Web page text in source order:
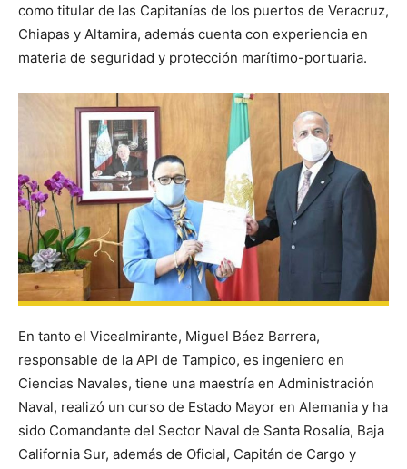
como titular de las Capitanías de los puertos de Veracruz,
Chiapas y Altamira, además cuenta con experiencia en
materia de seguridad y protección marítimo-portuaria.
En tanto el Vicealmirante, Miguel Báez Barrera,
responsable de la API de Tampico, es ingeniero en
Ciencias Navales, tiene una maestría en Administración
Naval, realizó un curso de Estado Mayor en Alemania y ha
sido Comandante del Sector Naval de Santa Rosalía, Baja
California Sur, además de Oficial, Capitán de Cargo y